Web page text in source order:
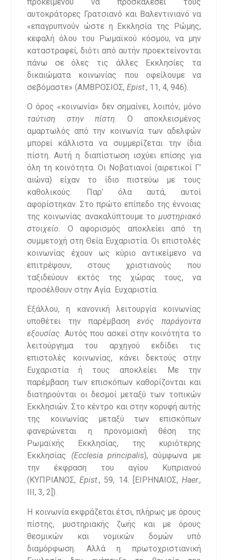
αυτοκράτορες Γρατσιανό και Βαλεντινιανό να
«επαγρυπνούν ώστε η Εκκλησία της Ρώμης,
κεφαλή όλου του Ρωμαϊκού κόσμου, να μην
καταστραφεί, διότι από αυτήν προεκτείνονται
πάνω σε όλες τις άλλες Εκκλησίες τα
δικαιώματα κοινωνίας που οφείλουμε να
σεβόμαστε» (ΑΜΒΡΟΣΙΟΣ,Epist., 11, 4, 946).
Ο όρος «κοινωνία» δεν σημαίνει, λοιπόν, μόνο
ταύτιση στην πίστη. Ο αποκλεισμένος
αμαρτωλός από την κοινωνία των αδελφών
μπορεί κάλλιστα να συμμερίζεται την ίδια
πίστη. Αυτή η διαπίστωση ισχύει επίσης για
όλη τη κοινότητα. Οι Νοβατιανοί (αιρετικοί Γ’
αιώνα) είχαν το ίδιο πιστεύω με τους
καθολικούς. Παρ’ όλα αυτά, αυτοί
αφορίστηκαν. Στο πρώτο επίπεδο της έννοιας
της κοινωνίας ανακαλύπτουμε το μυστηριακό
στοιχείο. Ο αφορισμός αποκλείει από τη
συμμετοχή στη Θεία Ευχαριστία. Οι επιστολές
κοινωνίας έχουν ως κύριο αντικείμενο να
επιτρέψουν, στους χριστιανούς που
ταξιδεύουν εκτός της χώρας τους, να
προσέλθουν στην Αγία Ευχαριστία.
Εξάλλου, η κανονική λειτουργία κοινωνίας
υποθέτει την παρέμβασηενός παράγοντα
εξουσίας. Αυτός που ασκεί στην κοινότητα το
λειτούργημα του αρχηγού εκδίδει τις
επιστολές κοινωνίας, κάνει δεκτούς στην
Ευχαριστία ή τους αποκλείει. Με την
παρέμβαση των επισκόπων καθορίζονται και
διατηρούνται οι δεσμοί μεταξύ των τοπικών
Εκκλησιών. Στο κέντρο και στην κορυφή αυτής
της κοινωνίας μεταξύ των επισκόπων
φανερώνεται η προνομιακή θέση της
Ρωμαϊκής Εκκλησίας, της κυριότερης
Εκκλησίας (Ecclesia principalis), σύμφωνα με
την έκφραση του αγίου Κυπριανού
(ΚΥΠΡΙΑΝΟΣ,Epist., 59, 14. [ΕΙΡΗΝΑΙΟΣ, Haer.,
III, 3, 2]).
Η κοινωνία εκφράζεται έτσι, πλήρως με όρους
πίστης, μυστηριακής ζωής και με όρους
θεσμικών και νομικών δομών υπό
διαμόρφωση. Αλλά η πρωτοχριστιανική